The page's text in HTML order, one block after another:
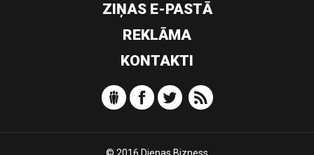
ZIŅAS E-PASTĀ
REKLĀMA
KONTAKTI